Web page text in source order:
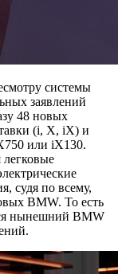
системы
заявлений
48 новых
(i, X, iX) и
или iX130.
легковые
судя по всему,
BMW. То есть
нынешний BMW